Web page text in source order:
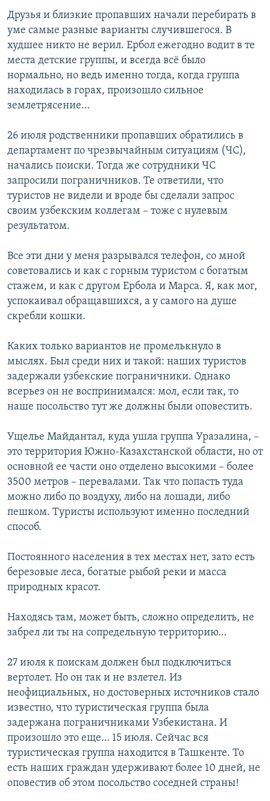
Друзья и близкие пропавших начали перебирать в
уме самые разные варианты случившегося. В
худшее никто не верил. Ербол ежегодно водит в те
места детские группы, и всегда всё было
нормально, но ведь именно тогда, когда группа
находилась в горах, произошло сильное
землетрясение…
26 июля родственники пропавших обратились в
департамент по чрезвычайным ситуациям (ЧС),
начались поиски. Тогда же сотрудники ЧС
запросили пограничников. Те ответили, что
туристов не видели и вроде бы сделали запрос
своим узбекским коллегам – тоже с нулевым
результатом.
Все эти дни у меня разрывался телефон, со мной
советовались и как с горным туристом с богатым
стажем, и как с другом Ербола и Марса. Я, как мог,
успокаивал обращавшихся, а у самого на душе
скребли кошки.
Каких только вариантов не промелькнуло в
мыслях. Был среди них и такой: наших туристов
задержали узбекские пограничники. Однако
всерьез он не воспринимался: мол, если так, то
наше посольство тут же должны были оповестить.
Ущелье Майдантал, куда ушла группа Уразалина, –
это территория Южно-Казахстанской области, но от
основной ее части оно отделено высокими – более
3500 метров – перевалами. Так что попасть туда
можно либо по воздуху, либо на лошади, либо
пешком. Туристы используют именно последний
способ.
Постоянного населения в тех местах нет, зато есть
березовые леса, богатые рыбой реки и масса
природных красот.
Находясь там, может быть, сложно определить, не
забрел ли ты на сопредельную территорию…
27 июля к поискам должен был подключиться
вертолет. Но он так и не взлетел. Из
неофициальных, но достоверных источников стало
известно, что туристическая группа была
задержана пограничниками Узбекистана. И
произошло это еще… 15 июля. Сейчас вся
туристическая группа находится в Ташкенте. То
есть наших граждан удерживают более 10 дней, не
оповестив об этом посольство соседней страны!